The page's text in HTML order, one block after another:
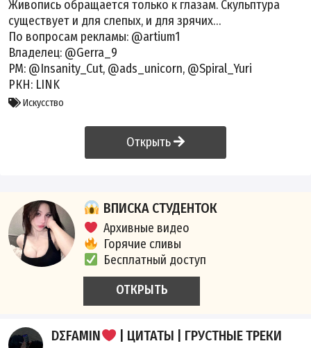
Живопись обращается только к глазам. Скульптура
существует и для слепых, и для зрячих…
По вопросам рекламы: @artium1
Владелец: @Gerra_9
РМ: @Insanity_Cut, @ads_unicorn, @Spiral_Yuri
РКН: LINK
Искусство
Открыть
ВПИСКА СТУДЕНТОК
Архивные видео
Горячие сливы
Бесплатный доступ
ОТКРЫТЬ
DΣFAMIN | ЦИТАТЫ | ГРУСТНЫЕ ТРЕКИ